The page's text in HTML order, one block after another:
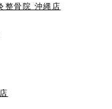
整骨院 沖縄店